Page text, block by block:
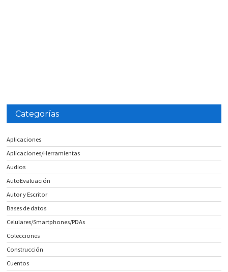
Categorías
Aplicaciones
Aplicaciones/Herramientas
Audios
AutoEvaluación
Autor y Escritor
Bases de datos
Celulares/Smartphones/PDAs
Colecciones
Construcción
Cuentos